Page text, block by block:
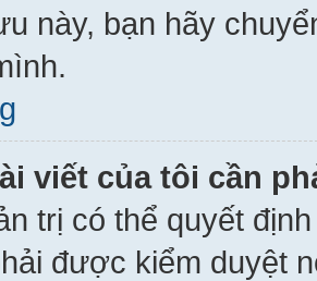
này, bạn hãy
viết của tôi cần
trị có thể quyết
được kiểm duyệt